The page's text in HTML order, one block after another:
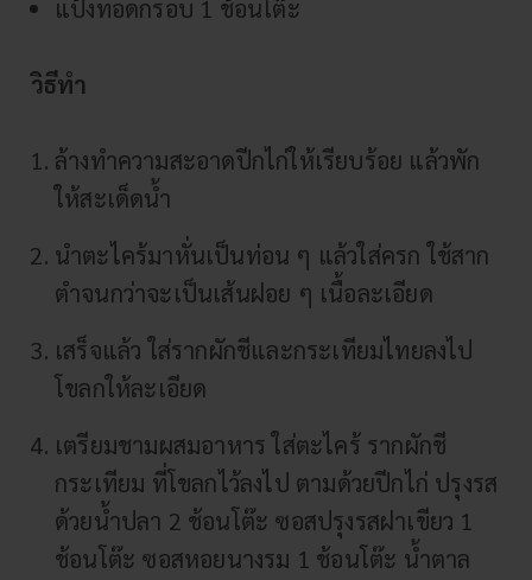
แป้งทอดกรอบ 1 ช้อนโต๊ะ
วิธีทำ
ล้างทำความสะอาดปีกไก่ให้เรียบร้อย แล้วพัก
ให้สะเด็ดน้ำ
นำตะไคร้มาหั่นเป็นท่อน ๆ แล้วใส่ครก ใช้สาก
ตำจนกว่าจะเป็นเส้นฝอย ๆ เนื้อละเอียด
เสร็จแล้ว ใส่รากผักชีและกระเทียมไทยลงไป
โขลกให้ละเอียด
เตรียมชามผสมอาหาร ใส่ตะไคร้ รากผักชี
กระเทียม ที่โขลกไว้ลงไป ตามด้วยปีกไก่ ปรุงรส
ด้วยน้ำปลา 2 ช้อนโต๊ะ ซอสปรุงรสฝาเขียว 1
ช้อนโต๊ะ ซอสหอยนางรม 1 ช้อนโต๊ะ น้ำตาล